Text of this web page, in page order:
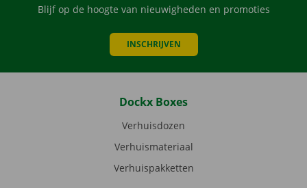
Blijf op de hoogte van nieuwigheden en promoties
INSCHRIJVEN
Dockx Boxes
Verhuisdozen
Verhuismateriaal
Verhuispakketten